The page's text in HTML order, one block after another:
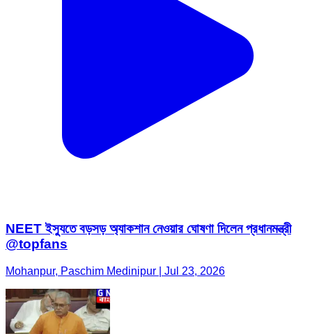
NEET ইস্যুতে বড়সড় অ্যাকশান নেওয়ার ঘোষণা দিলেন প্রধানমন্ত্রী
@topfans
Mohanpur, Paschim Medinipur | Jul 23, 2026